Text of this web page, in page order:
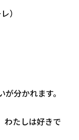
）
分かれます。
わたしは好きで